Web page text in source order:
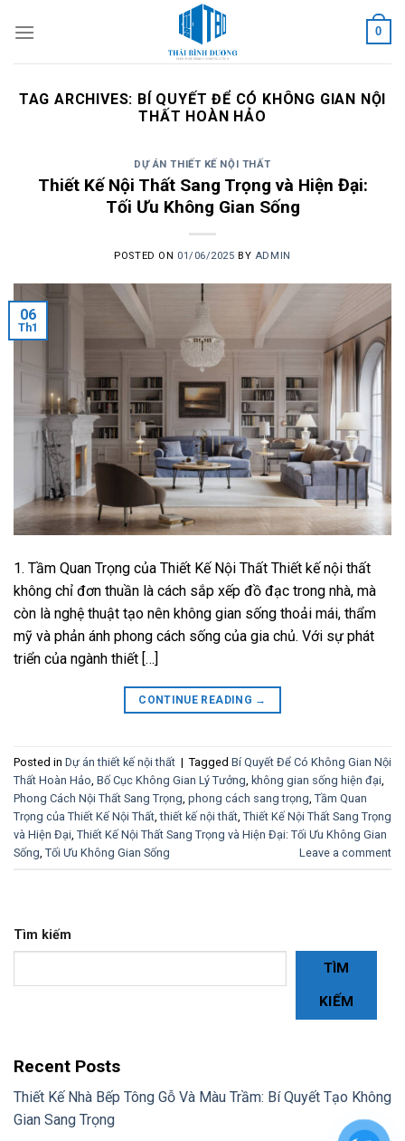
0
TAG ARCHIVES: BÍ QUYẾT ĐỂ CÓ KHÔNG GIAN NỘI
THẤT HOÀN HẢO
DỰ ÁN THIẾT KẾ NỘI THẤT
Thiết Kế Nội Thất Sang Trọng và Hiện Đại:
Tối Ưu Không Gian Sống
POSTED ON 01/06/2025 BY ADMIN
06
Th1
1. Tầm Quan Trọng của Thiết Kế Nội Thất Thiết kế nội thất
không chỉ đơn thuần là cách sắp xếp đồ đạc trong nhà, mà
còn là nghệ thuật tạo nên không gian sống thoải mái, thẩm
mỹ và phản ánh phong cách sống của gia chủ. Với sự phát
triển của ngành thiết […]
CONTINUE READING →
Posted in Dự án thiết kế nội thất | Tagged Bí Quyết Để Có Không Gian Nội
Thất Hoàn Hảo Bố Cục Không Gian Lý Tưởng không gian sống hiện đại
Phong Cách Nội Thất Sang Trọng phong cách sang trọng Tầm Quan
Trọng của Thiết Kế Nội Thất ,thiết kế nội thất Thiết Kế Nội Thất Sang Trọng
và Hiện Đại Thiết Kế Nội Thất Sang Trọng và Hiện Đại: Tối Ưu Không Gian
Sống Tối Ưu Không Gian Sống Leave a comment
Tìm kiếm
TÌM
KIẾM
Recent Posts
Thiết Kế Nhà Bếp Tông Gỗ Và Màu Trầm: Bí Quyết Tạo Không
Gian Sang Trọng